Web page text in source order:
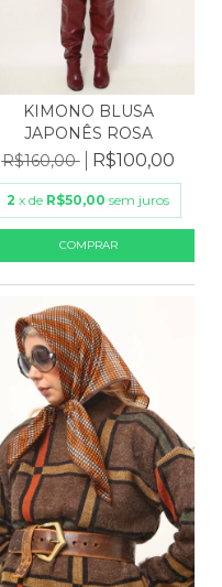
KIMONO BLUSA
JAPONÊS ROSA
R$160,00
R$100,00
2 x de R$50,00 sem juros